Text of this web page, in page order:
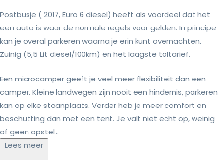
Postbusje ( 2017, Euro 6 diesel) heeft als voordeel dat het
een auto is waar de normale regels voor gelden. In principe
kan je overal parkeren waarna je erin kunt overnachten.
Zuinig (5,5 Lit diesel/100km) en het laagste toltarief.
Een microcamper geeft je veel meer flexibiliteit dan een
camper. Kleine landwegen zijn nooit een hindernis, parkeren
kan op elke staanplaats. Verder heb je meer comfort en
beschutting dan met een tent. Je valt niet echt op, weinig
of geen opstel...
Lees meer